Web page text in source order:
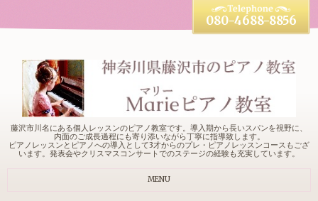
藤沢市川名にある個人レッスンのピアノ教室です。導入期から長いスパンを視野に、
内面のご成長過程にも寄り添いながら丁寧に指導致します。
ピアノレッスンとピアノへの導入として3才からのプレ・ピアノレッスンコースもござ
います。発表会やクリスマスコンサートでのステージの経験も充実しています。
080-4688-8856
MENU